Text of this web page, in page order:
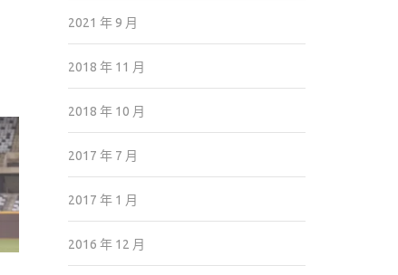
2021 年 9 月
2018 年 11 月
2018 年 10 月
2017 年 7 月
2017 年 1 月
2016 年 12 月